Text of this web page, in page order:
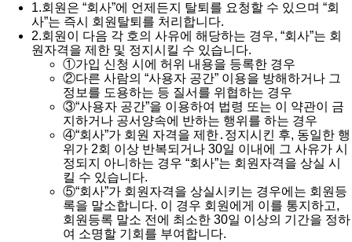
1.회원은 “회사”에 언제든지 탈퇴를 요청할 수 있으며 “회
사”는 즉시 회원탈퇴를 처리합니다.
2.회원이 다음 각 호의 사유에 해당하는 경우, “회사”는 회
원자격을 제한 및 정지시킬 수 있습니다.
①가입 신청 시에 허위 내용을 등록한 경우
②다른 사람의 “사용자 공간” 이용을 방해하거나 그
정보를 도용하는 등 질서를 위협하는 경우
③“사용자 공간”을 이용하여 법령 또는 이 약관이 금
지하거나 공서양속에 반하는 행위를 하는 경우
④“회사”가 회원 자격을 제한․정지시킨 후, 동일한 행
위가 2회 이상 반복되거나 30일 이내에 그 사유가 시
정되지 아니하는 경우 “회사”는 회원자격을 상실 시
킬 수 있습니다.
⑤“회사”가 회원자격을 상실시키는 경우에는 회원등
록을 말소합니다. 이 경우 회원에게 이를 통지하고,
회원등록 말소 전에 최소한 30일 이상의 기간을 정하
여 소명할 기회를 부여합니다.